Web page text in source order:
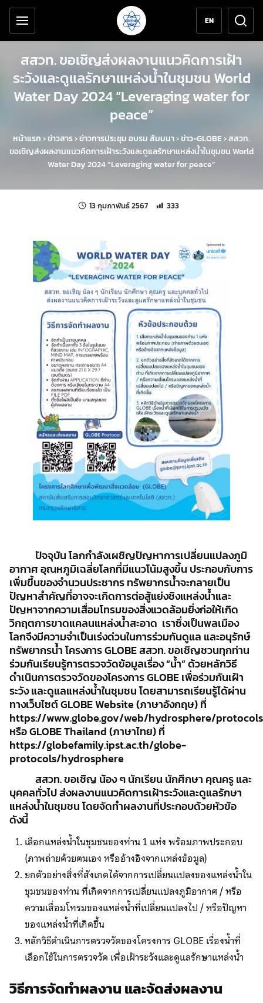
ข้ามไปยังเนื้อหาหลัก
เครื่องมือช่วยเหลือ
EN
สสวท. ขอเชิญส่งผลงานแนวคิดการเฝ้า
ระวังและดูแลรักษาแหล่งน้ำในชุมชน World
Water Day 2024 “Leveraging water for
peace”
หน้าแรก ›ข่าวสาร›ข่าวการประชุม อบรม สัมมนา›ข่าว-GLOBE›สสวท.
ขอเชิญส่งผลงานแนวคิดการเฝ้าระวังและดูแลรักษาแหล่งน้ำในชุมชน World
Water Day 2024 “Leveraging water for peace”
13 กุมภาพันธ์ 2567 แก้ไขล่าสุดเมื่อ:
จำนวนการเข้าชม 333 ครั้ง
333
ปัจจุบัน โลกกำลังเผชิญปัญหาการเปลี่ยนแปลงภูมิ
อากาศ อุณหภูมิเฉลี่ยโลกที่มีแนวโน้มสูงขึ้น ประกอบกับการ
เพิ่มขึ้นของจำนวนประชากร ทรัพยากรน้ำจะกลายเป็น
ปัญหาสำคัญที่อาจจะเกิดการต่อสู้แย่งชิงแหล่งน้ำและ
ปัญหาจากความเสื่อมโทรมของสิ่งแวดล้อมยิ่งก่อให้เกิด
วิกฤตการขาดแคลนแหล่งน้ำสะอาด เราซึ่งเป็นพลเมือง
โลกจึงมีความจำเป็นเร่งด่วนในการร่วมกันดูแล และอนุรักษ์
ทรัพยากรน้ำ โครงการ GLOBE สสวท. ขอเชิญชวนทุกท่าน
ร่วมกันเรียนรู้การตรวจวัดข้อมูลเรื่อง “น้ำ” ด้วยหลักวิธี
ดำเนินการตรวจวัดของโครงการ GLOBE เพื่อร่วมกันเฝ้า
ระวัง และดูแลแหล่งน้ำในชุมชน โดยสามารถเรียนรู้ได้ผ่าน
ทางเว็บไซต์ GLOBE Website (ภาษาอังกฤษ) ที่
https://www.globe.gov/web/hydrosphere/protocols
หรือ GLOBE Thailand (ภาษาไทย) ที่
https://globefamily.ipst.ac.th/globe-
protocols/hydrosphere
สสวท. ขอเชิญ น้อง ๆ นักเรียน นักศึกษา คุณครู และ
บุคคลทั่วไป ส่งผลงานแนวคิดการเฝ้าระวังและดูแลรักษา
แหล่งน้ำในชุมชน โดยจัดทำผลงานที่ประกอบด้วยหัวข้อ
ดังนี้
เลือกแหล่งน้ำในชุมชนของท่าน 1 แห่ง พร้อมภาพประกอบ
(ภาพถ่ายด้วยตนเอง หรืออ้างอิงจากแหล่งข้อมูล)
ยกตัวอย่างสิ่งที่สังเกตได้จากการเปลี่ยนแปลงของแหล่งน้ำใน
ชุมชนของท่าน ที่เกิดจากการเปลี่ยนแปลงภูมิอากาศ / หรือ
ความเสื่อมโทรมของแหล่งน้ำที่เปลี่ยนแปลงไป / หรือปัญหา
ของแหล่งน้ำที่เกิดขึ้น
หลักวิธีดำเนินการตรวจวัดของโครงการ GLOBE เรื่องน้ำที่
เลือกใช้ในการตรวจวัด เพื่อเฝ้าระวังและดูแลรักษาแหล่งน้ำ
วิธีการจัดทำผลงาน และจัดส่งผลงาน